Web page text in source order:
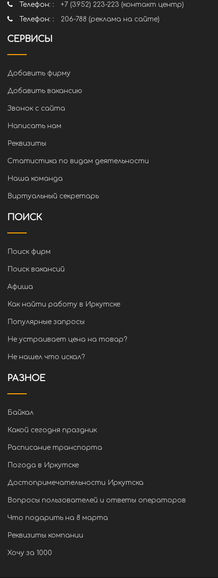
Телефон: :
+7 (3952) 223-223 (контакт центр)
Телефон: :
206-788 (реклама на сайте)
СЕРВИСЫ
Добавить фирму
Добавить вакансию
Звонок с сайта
Написать нам
Реквизиты
Статистика по видам деятельности
Наша команда
Виртуальный секретарь
ПОИСК
Поиск фирм
Поиск вакансий
Афиша
Как найти работу в Иркутске
Популярные запросы
Не устраивает цена на товар?
Не нашел что искал?
РАЗНОЕ
Байкал
Какой сегодня праздник
Расписание транспорта
Погода в Иркутске
Достопримечательности Иркутска
Вопросы пользователей и ответы операторов
Что подарить на 8 марта
Реквизиты компании
Хочу за 1000